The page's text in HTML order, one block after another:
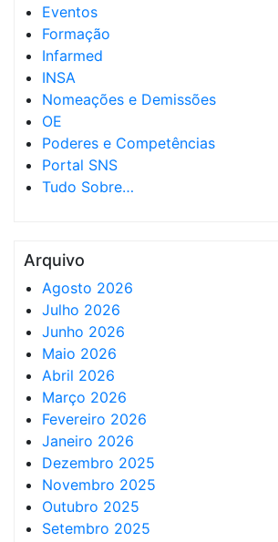
Eventos
Formação
Infarmed
INSA
Nomeações e Demissões
OE
Poderes e Competências
Portal SNS
Tudo Sobre…
Arquivo
Agosto 2026
Julho 2026
Junho 2026
Maio 2026
Abril 2026
Março 2026
Fevereiro 2026
Janeiro 2026
Dezembro 2025
Novembro 2025
Outubro 2025
Setembro 2025